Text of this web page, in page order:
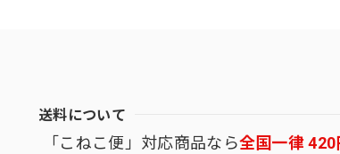
送料について
「こねこ便」対応商品なら全国一律 420